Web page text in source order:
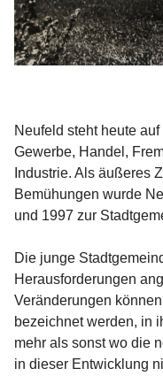
Neufeld steht heute
Gewerbe, Handel,
Industrie. Als äußeres
Bemühungen wurde
und 1997 zur
Die junge
Herausforderungen
Veränderungen
bezeichnet werden, in
mehr als sonst wo die
in dieser Entwicklung